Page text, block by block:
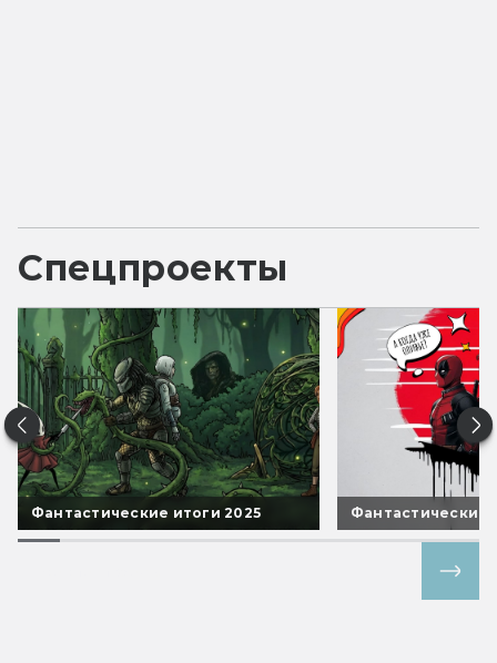
Спецпроекты
Фантастические итоги 2025 Фантастические